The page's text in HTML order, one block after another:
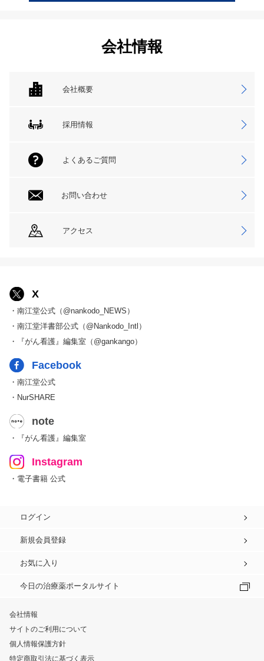
会社情報
会社概要
採用情報
よくあるご質問
お問い合わせ
アクセス
X
・南江堂公式（@nankodo_NEWS）
・南江堂洋書部公式（@Nankodo_Intl）
・『がん看護』編集室（@gankango）
Facebook
・南江堂公式
・NurSHARE
note
・『がん看護』編集室
Instagram
・電子書籍 公式
ログイン
新規会員登録
お気に入り
今日の治療薬ポータルサイト
会社情報
サイトのご利用について
個人情報保護方針
特定商取引法に基づく表示